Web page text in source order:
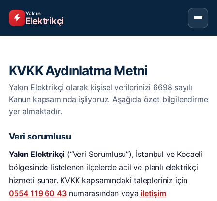
Yakın
Elektrikçi
KVKK Aydınlatma Metni
Yakın Elektrikçi olarak kişisel verilerinizi 6698 sayılı
Kanun kapsamında işliyoruz. Aşağıda özet bilgilendirme
yer almaktadır.
Veri sorumlusu
Yakın Elektrikçi (“Veri Sorumlusu”), İstanbul ve Kocaeli
bölgesinde listelenen ilçelerde acil ve planlı elektrikçi
hizmeti sunar. KVKK kapsamındaki talepleriniz için
0554 119 60 43numarasından veya iletişim